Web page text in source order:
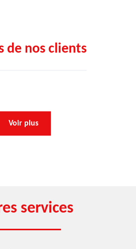
de nos clients
Voir plus
services